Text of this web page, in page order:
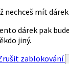
nechceš mít dárek
dárek pak
jiný.
zablokování